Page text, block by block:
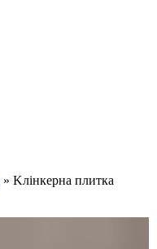
» Kлінкерна плитка